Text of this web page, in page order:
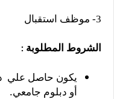
3- موظف استقبال
الشروط المطلوبة :
يكون حاصل علي
أو دبلوم جامعي.